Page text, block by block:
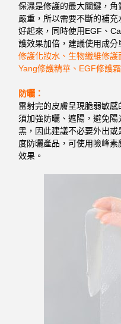
保濕是修護的最大關鍵，
嚴重，所以需要不斷的補
好起來，同時使用EGF、
護效果加倍，建議使用成
修護化妝水、生物纖維修
Yang修護精華、EGF修護
防曬：
雷射完的皮膚呈現脆弱敏
須加強防曬、遮陽，避免
黑，因此建議不必要外出
度防曬產品，可使用險峰
效果。